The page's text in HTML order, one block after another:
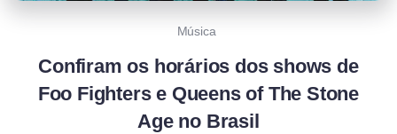
Música
Confiram os horários dos shows de
Foo Fighters e Queens of The Stone
Age no Brasil